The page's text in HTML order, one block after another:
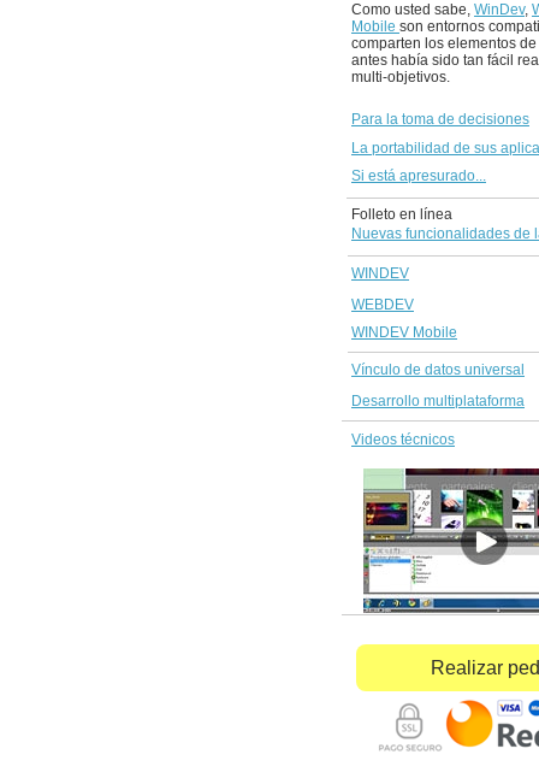
Como usted sabe, WinDev,
Mobile son entornos
comparten los elementos
antes había sido tan fácil
multi-objetivos.
Para la toma de decisiones
La portabilidad de sus
Si está apresurado...
Folleto en línea
Nuevas funcionalidades de
WINDEV
WEBDEV
WINDEV Mobile
Vínculo de datos universal
Desarrollo multiplataforma
Videos técnicos
Realizar